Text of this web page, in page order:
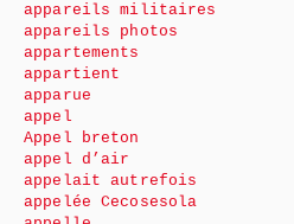
appareils militaires
appareils photos
appartements
appartient
apparue
appel
Appel breton
appel d’air
appelait autrefois
appelée Cecosesola